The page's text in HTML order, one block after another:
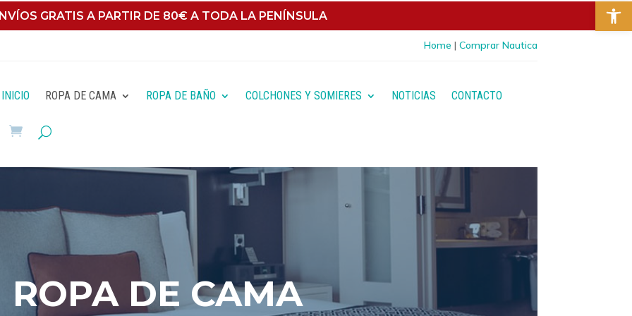
Abrir
Fuente legible Restablecer
GRATIS A PARTIR DE 80€ A TODA LA PENÍNSULA
Home | Comprar Nautica
INICIO ROPA DE CAMA ROPA DE BAÑO COLCHONES Y SOMIERES NOTICIAS CONTACTO
ROPA DE CAMA